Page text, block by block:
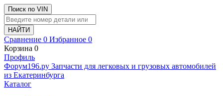
Поиск по VIN
Сравнение 0 Избранное 0
Корзина 0
Профиль
Фoрум196.ру Запчасти для легковых и грузовых автомобилей
из Екатеринбурга
Каталог